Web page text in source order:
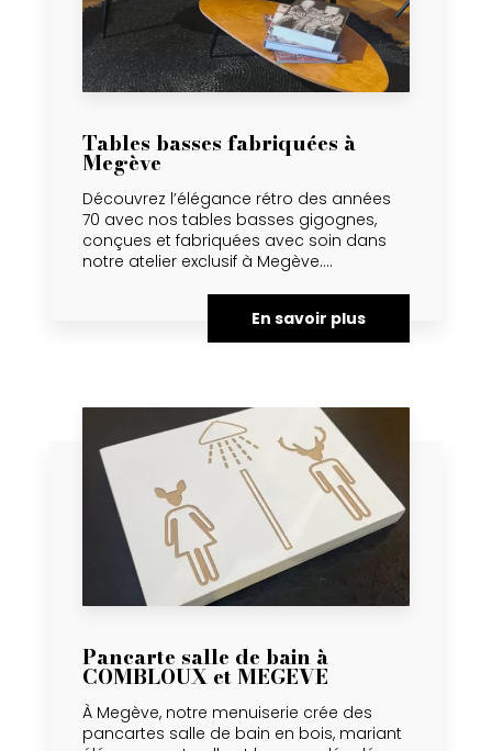
Tables basses fabriquées à
Megève
Découvrez l’élégance rétro des années
70 avec nos tables basses gigognes,
conçues et fabriquées avec soin dans
notre atelier exclusif à Megève....
En savoir plus
Pancarte salle de bain à
COMBLOUX et MEGEVE
À Megève, notre menuiserie crée des
pancartes salle de bain en bois, mariant